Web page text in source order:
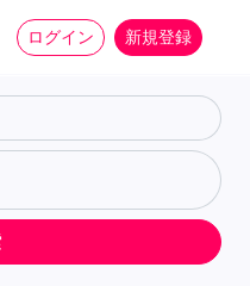
ログイン 新規登録